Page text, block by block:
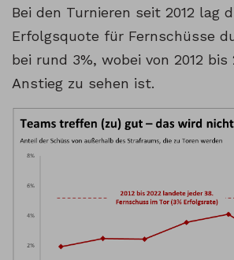
Bei den Turnieren seit 2012 lag
Erfolgsquote für Fernschüsse
bei rund 3%, wobei von 2012 bis
Anstieg zu sehen ist.